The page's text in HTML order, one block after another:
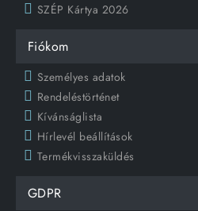
SZÉP Kártya 2026
Fiókom
Személyes adatok
Rendeléstörténet
Kívánságlista
Hírlevél beállítások
Termékvisszaküldés
GDPR